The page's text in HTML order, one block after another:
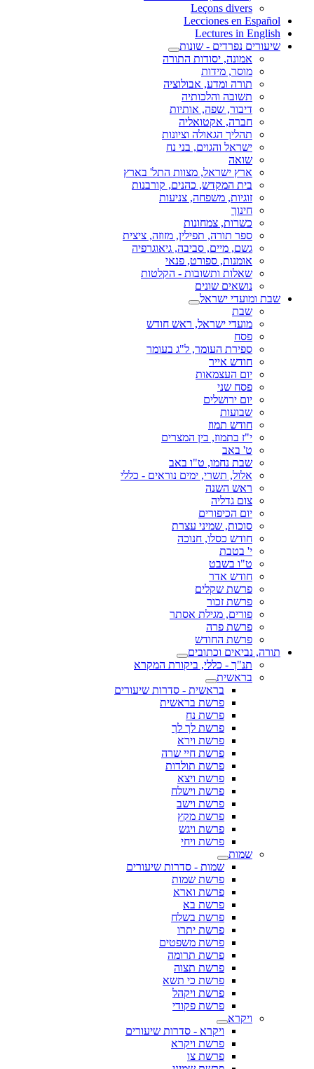
Leçons divers
Lecciones en Español
Lectures in English
שיעורים נפרדים - שונות
אמונה, יסודות התורה
מוסר, מידות
תורה ומדע, אבולוציה
תשובה והלכותיה
דיבור, שפה, אותיות
חברה, אקטואליה
תהליך הגאולה וציונות
ישראל והגוים, בני נח
שואה
ארץ ישראל, מצוות התל' בארץ
בית המקדש, כהנים, קורבנות
זוגיות, משפחה, צניעות
חינוך
כשרות, צמחונות
ספר תורה, תפילין, מזוזה, ציצית
גשם, מיים, סביבה, גיאוגרפיה
אומנות, ספורט, פנאי
שאלות ותשובות - הקלטות
נושאים שונים
שבת ומועדי ישראל
שבת
מועדי ישראל, ראש חודש
פסח
ספירת העומר, ל"ג בעומר
חודש אייר
יום העצמאות
פסח שני
יום ירושלים
שבועות
חודש תמוז
י"ז בתמוז, בין המצרים
ט' באב
שבת נחמו, ט"ו באב
אלול, תשרי, ימים נוראים - כללי
ראש השנה
צום גדליה
יום הכיפורים
סוכות, שמיני עצרת
חודש כסלו, חנוכה
י' בטבת
ט"ו בשבט
חודש אדר
פרשת שקלים
פרשת זכור
פורים, מגילת אסתר
פרשת פרה
פרשת החודש
תורה, נביאים וכתובים
תנ"ך - כללי, ביקורת המקרא
בראשית
בראשית - סדרות שיעורים
פרשת בראשית
פרשת נח
פרשת לך לך
פרשת וירא
פרשת חיי שרה
פרשת תולדות
פרשת ויצא
פרשת וישלח
פרשת וישב
פרשת מקץ
פרשת ויגש
פרשת ויחי
שמות
שמות - סדרות שיעורים
פרשת שמות
פרשת וארא
פרשת בא
פרשת בשלח
פרשת יתרו
פרשת משפטים
פרשת תרומה
פרשת תצוה
פרשת כי תשא
פרשת ויקהל
פרשת פקודי
ויקרא
ויקרא - סדרות שיעורים
פרשת ויקרא
פרשת צו